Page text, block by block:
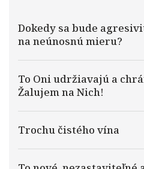
Dokedy sa bude
na neúnosnú mieru?
To Oni udržiavajú a
Žalujem na Nich!
Trochu čistého vína